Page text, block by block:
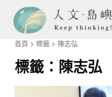
首頁 標籤 陳志弘
標籤： 陳志弘